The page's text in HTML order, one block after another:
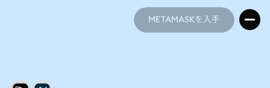
METAMASKを入手